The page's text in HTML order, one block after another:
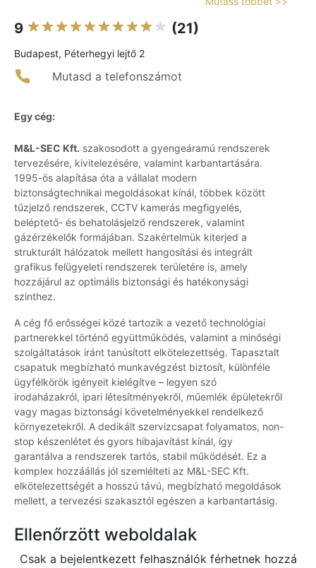
9 (21)
Budapest, Péterhegyi lejtő 2
Mutasd a telefonszámot
Egy cég:
M&L-SEC Kft. szakosodott a gyengeáramú rendszerek
tervezésére, kivitelezésére, valamint karbantartására.
1995-ös alapítása óta a vállalat modern
biztonságtechnikai megoldásokat kínál, többek között
tűzjelző rendszerek, CCTV kamerás megfigyelés,
beléptető- és behatolásjelző rendszerek, valamint
gázérzékelők formájában. Szakértelmük kiterjed a
strukturált hálózatok mellett hangosítási és integrált
grafikus felügyeleti rendszerek területére is, amely
hozzájárul az optimális biztonsági és hatékonysági
szinthez.
A cég fő erősségei közé tartozik a vezető technológiai
partnerekkel történő együttműködés, valamint a minőségi
szolgáltatások iránt tanúsított elkötelezettség. Tapasztalt
csapatuk megbízható munkavégzést biztosít, különféle
ügyfélkörök igényeit kielégítve – legyen szó
irodaházakról, ipari létesítményekről, műemlék épületekről
vagy magas biztonsági követelményekkel rendelkező
környezetekről. A dedikált szervizcsapat folyamatos, non-
stop készenlétet és gyors hibajavítást kínál, így
garantálva a rendszerek tartós, stabil működését. Ez a
komplex hozzáállás jól szemlélteti az M&L-SEC Kft.
elkötelezettségét a hosszú távú, megbízható megoldások
mellett, a tervezési szakasztól egészen a karbantartásig.
Ellenőrzött weboldalak
Csak a bejelentkezett felhasználók férhetnek hozzá